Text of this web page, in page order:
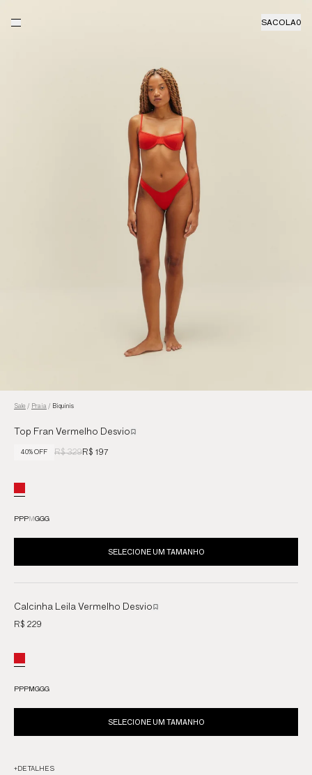
SACOLA0
Sale / Praia / Biquinis
Top Fran Vermelho Desvio
40% OFF R$ 329R$ 197
PPPMGGG
SELECIONE UM TAMANHO
Calcinha Leila Vermelho Desvio
R$ 229
PPPMGGG
SELECIONE UM TAMANHO
+DETALHES